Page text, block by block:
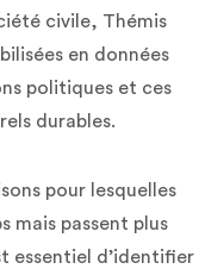
civile, Thémis
en données
politiques et ces
durables.
pour lesquelles
mais passent plus
essentiel d’identifier